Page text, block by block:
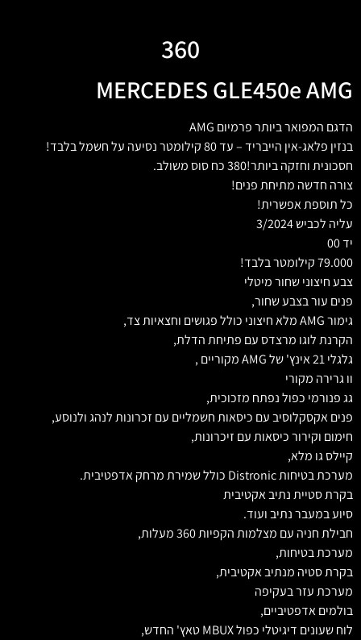
360
MERCEDES GLE450e AMG
הדגם המפואר ביותר פרמיום AMG
בנזין פלאג-אין הייבריד – עד 80 קילומטר נסיעה על חשמל בלבד!
חסכונית וחזקה ביותר!380 כח סוס משולב.
צורה חדשה מתיחת פנים!
כל תוספת אפשרית!
עליה לכביש 3/2024
יד 00
79.000 קילומטר בלבד!
צבע חיצוני שחור מיטלי
פנים עור בצבע שחור,
גימור AMG מלא חיצוני כולל פגושים וחצאיות צד,
הקרנת לוגו מרצדס עם פתיחת הדלת,
גלגלי 21 אינץ' של AMG מקוריים ,
וו גרירה מקורי
גג פנורמי כפול נפתח מזכוכית,
פנים אקסקלוסיב עם כיסאות חשמליים עם זכרונות לנהג ולנוסע,
חימום וקירור כיסאות עם זיכרונות,
קיילס גו מלא,
מערכת בטיחות Distronic כולל שמירת מרחק אדפטיבית.
בקרת סטיית נתיב אקטיבית
סיוע במעבר נתיב ועוד.
חבילת חניה עם מצלמות הקפיות 360 מעלות,
מערכת בטיחות,
בקרת סטיה מנתיב אקטיבית,
מערכת עזר בעקיפה
בולמים אדפטיביים,
לוח שעונים דיגיטלי כפול MBUX טאץ' החדש,